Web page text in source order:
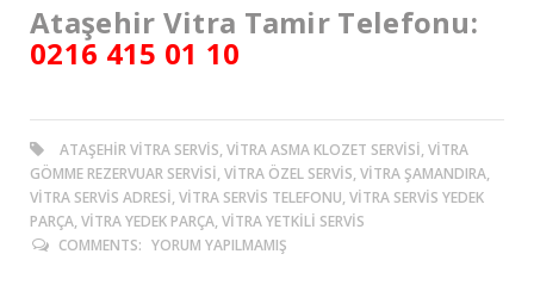
Ataşehir Vitra Tamir Telefonu:
0216 415 01 10
ATAŞEHIR VITRA SERVIS, VITRA ASMA KLOZET SERVISI, VITRA
GÖMME REZERVUAR SERVISI, VITRA ÖZEL SERVIS, VITRA ŞAMANDIRA,
VITRA SERVIS ADRESI, VITRA SERVIS TELEFONU, VITRA SERVIS YEDEK
PARÇA, VITRA YEDEK PARÇA, VITRA YETKILI SERVIS
COMMENTS: YORUM YAPILMAMIŞ